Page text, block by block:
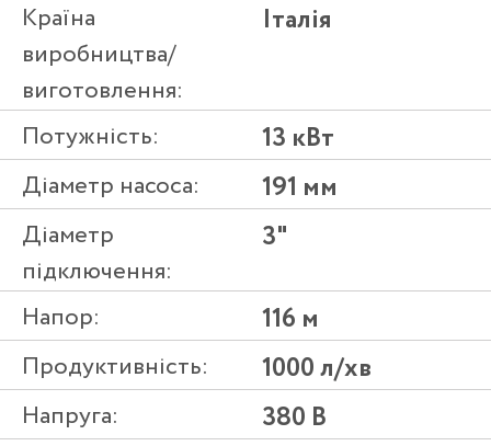
Країна
виробництва/
виготовлення:
Італія
Потужність: 13 кВт
Діаметр насоса: 191 мм
Діаметр
підключення:
3"
Напор: 116 м
Продуктивність: 1000 л/хв
Напруга: 380 В